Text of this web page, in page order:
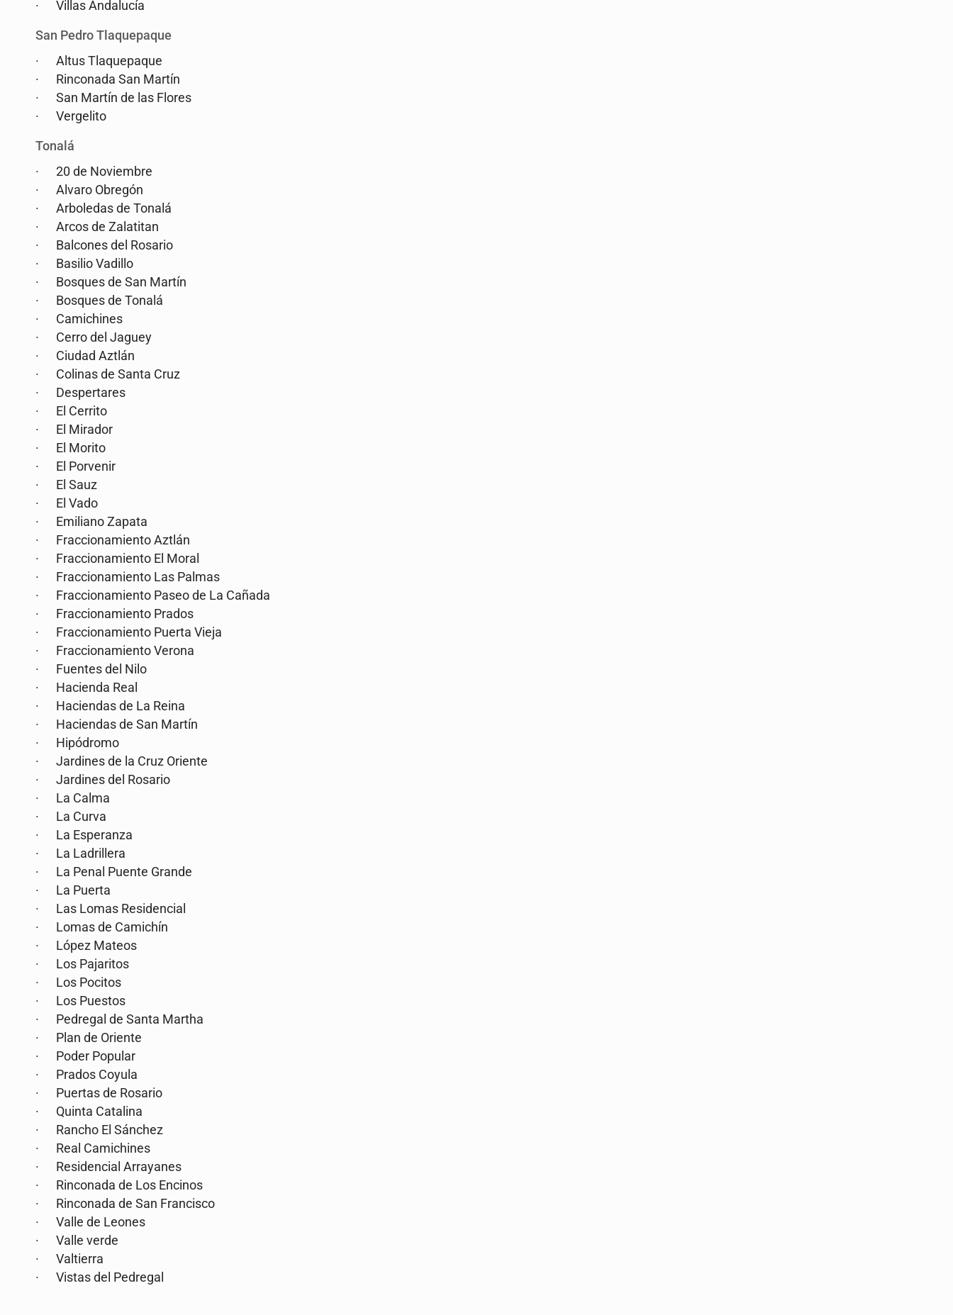
· Villas Andalucía
San Pedro Tlaquepaque
· Altus Tlaquepaque
· Rinconada San Martín
· San Martín de las Flores
· Vergelito
Tonalá
· 20 de Noviembre
· Alvaro Obregón
· Arboledas de Tonalá
· Arcos de Zalatitan
· Balcones del Rosario
· Basilio Vadillo
· Bosques de San Martín
· Bosques de Tonalá
· Camichines
· Cerro del Jaguey
· Ciudad Aztlán
· Colinas de Santa Cruz
· Despertares
· El Cerrito
· El Mirador
· El Morito
· El Porvenir
· El Sauz
· El Vado
· Emiliano Zapata
· Fraccionamiento Aztlán
· Fraccionamiento El Moral
· Fraccionamiento Las Palmas
· Fraccionamiento Paseo de La Cañada
· Fraccionamiento Prados
· Fraccionamiento Puerta Vieja
· Fraccionamiento Verona
· Fuentes del Nilo
· Hacienda Real
· Haciendas de La Reina
· Haciendas de San Martín
· Hipódromo
· Jardines de la Cruz Oriente
· Jardines del Rosario
· La Calma
· La Curva
· La Esperanza
· La Ladrillera
· La Penal Puente Grande
· La Puerta
· Las Lomas Residencial
· Lomas de Camichín
· López Mateos
· Los Pajaritos
· Los Pocitos
· Los Puestos
· Pedregal de Santa Martha
· Plan de Oriente
· Poder Popular
· Prados Coyula
· Puertas de Rosario
· Quinta Catalina
· Rancho El Sánchez
· Real Camichines
· Residencial Arrayanes
· Rinconada de Los Encinos
· Rinconada de San Francisco
· Valle de Leones
· Valle verde
· Valtierra
· Vistas del Pedregal